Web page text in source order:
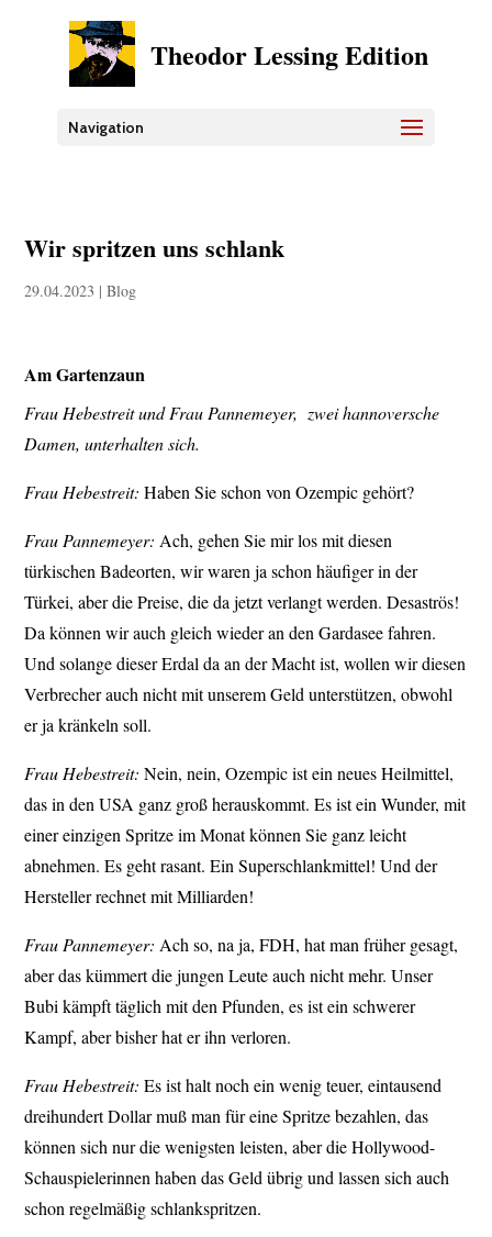
Theodor Lessing Edition
Navigation
Wir spritzen uns schlank
29.04.2023 |Blog
Am Gartenzaun
Frau Hebestreit und Frau Pannemeyer, zwei hannoversche
Damen, unterhalten sich.
Frau Hebestreit: Haben Sie schon von Ozempic gehört?
Frau Pannemeyer: Ach, gehen Sie mir los mit diesen
türkischen Badeorten, wir waren ja schon häufiger in der
Türkei, aber die Preise, die da jetzt verlangt werden. Desaströs!
Da können wir auch gleich wieder an den Gardasee fahren.
Und solange dieser Erdal da an der Macht ist, wollen wir diesen
Verbrecher auch nicht mit unserem Geld unterstützen, obwohl
er ja kränkeln soll.
Frau Hebestreit: Nein, nein, Ozempic ist ein neues Heilmittel,
das in den USA ganz groß herauskommt. Es ist ein Wunder, mit
einer einzigen Spritze im Monat können Sie ganz leicht
abnehmen. Es geht rasant. Ein Superschlankmittel! Und der
Hersteller rechnet mit Milliarden!
Frau Pannemeyer: Ach so, na ja, FDH, hat man früher gesagt,
aber das kümmert die jungen Leute auch nicht mehr. Unser
Bubi kämpft täglich mit den Pfunden, es ist ein schwerer
Kampf, aber bisher hat er ihn verloren.
Frau Hebestreit: Es ist halt noch ein wenig teuer, eintausend
dreihundert Dollar muß man für eine Spritze bezahlen, das
können sich nur die wenigsten leisten, aber die Hollywood-
Schauspielerinnen haben das Geld übrig und lassen sich auch
schon regelmäßig schlankspritzen.